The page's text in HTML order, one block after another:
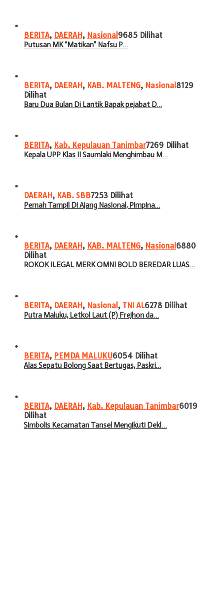
BERITA, DAERAH , Nasional 9685 Dilihat
Putusan MK “Matikan” Nafsu P…
BERITA, DAERAH , KAB. MALTENG, Nasional 8129
Dilihat
Baru Dua Bulan Di Lantik Bapak pejabat D…
BERITA, Kab. Kepulauan Tanimbar7269 Dilihat
Kepala UPP Klas II Saumlaki Menghimbau M…
DAERAH , KAB. SBB7253 Dilihat
Pernah Tampil Di Ajang Nasional, Pimpina…
BERITA, DAERAH , KAB. MALTENG, Nasional 6880
Dilihat
ROKOK ILEGAL MERK OMNI BOLD BEREDAR LUAS…
BERITA, DAERAH , Nasional , TNI AL6278 Dilihat
Putra Maluku, Letkol Laut (P) Frejhon da…
BERITA, PEMDA MALUKU6054 Dilihat
Alas Sepatu Bolong Saat Bertugas, Paskri…
BERITA, DAERAH , Kab. Kepulauan Tanimbar6019
Dilihat
Simbolis Kecamatan Tansel Mengikuti Dekl…